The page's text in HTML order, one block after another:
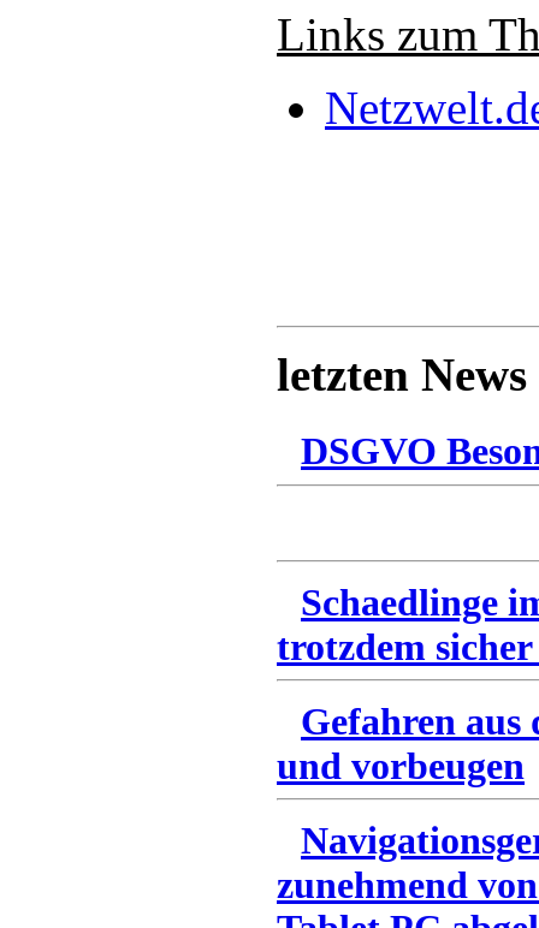
Links zum
letzten News
DSGVO
Schaedlinge
trotzdem
Gefahren
und vorbeugen
zunehmend